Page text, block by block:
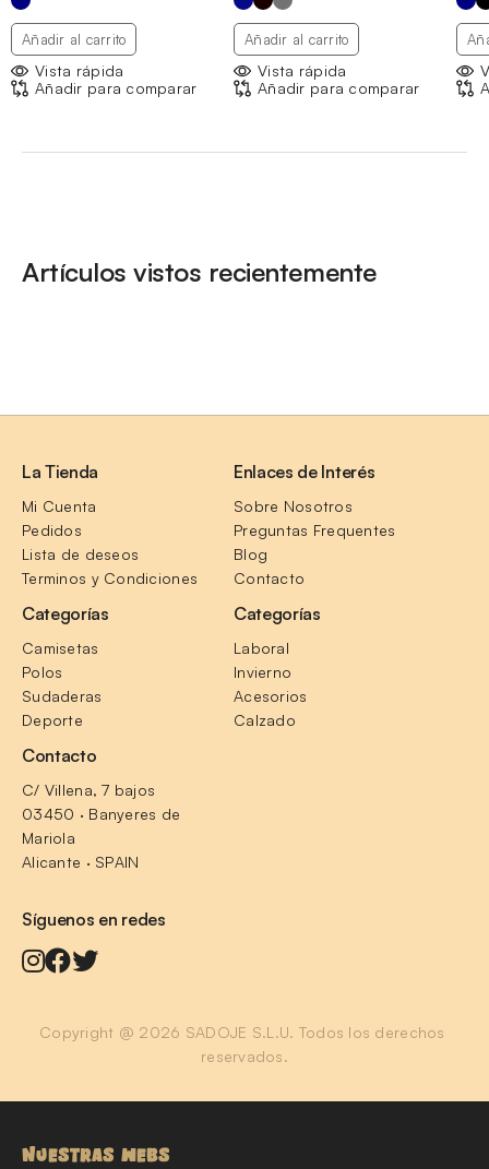
Añadir al carrito
Vista rápida
Añadir para comparar
Añadir al carrito
Vista rápida
Añadir para comparar
Artículos vistos recientemente
La Tienda
Mi Cuenta
Pedidos
Lista de deseos
Terminos y Condiciones
Enlaces de Interés
Sobre Nosotros
Preguntas Frequentes
Blog
Contacto
Categorías
Camisetas
Polos
Sudaderas
Deporte
Categorías
Laboral
Invierno
Acesorios
Calzado
Contacto
C/ Villena, 7 bajos
03450 · Banyeres de
Mariola
Alicante · SPAIN
Síguenos en redes
Copyright @ 2026 SADOJE S.L.U. Todos los derechos
reservados.
NUESTRAS WEBS